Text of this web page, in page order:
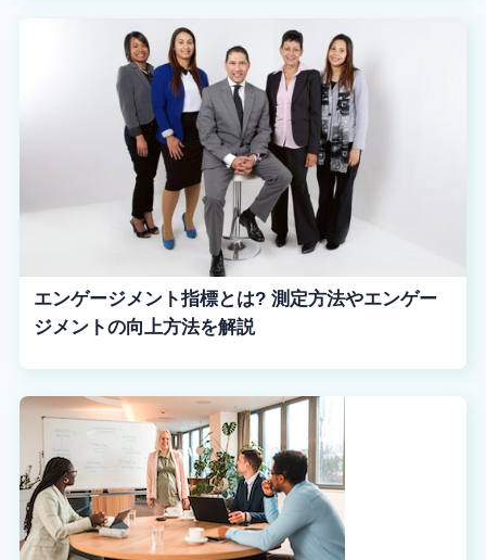
エンゲージメント指標とは? 測定方法やエンゲー
ジメントの向上方法を解説